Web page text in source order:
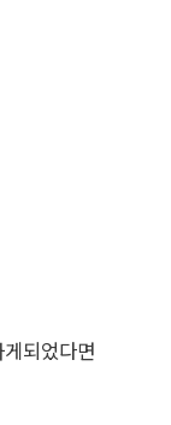
되었다면